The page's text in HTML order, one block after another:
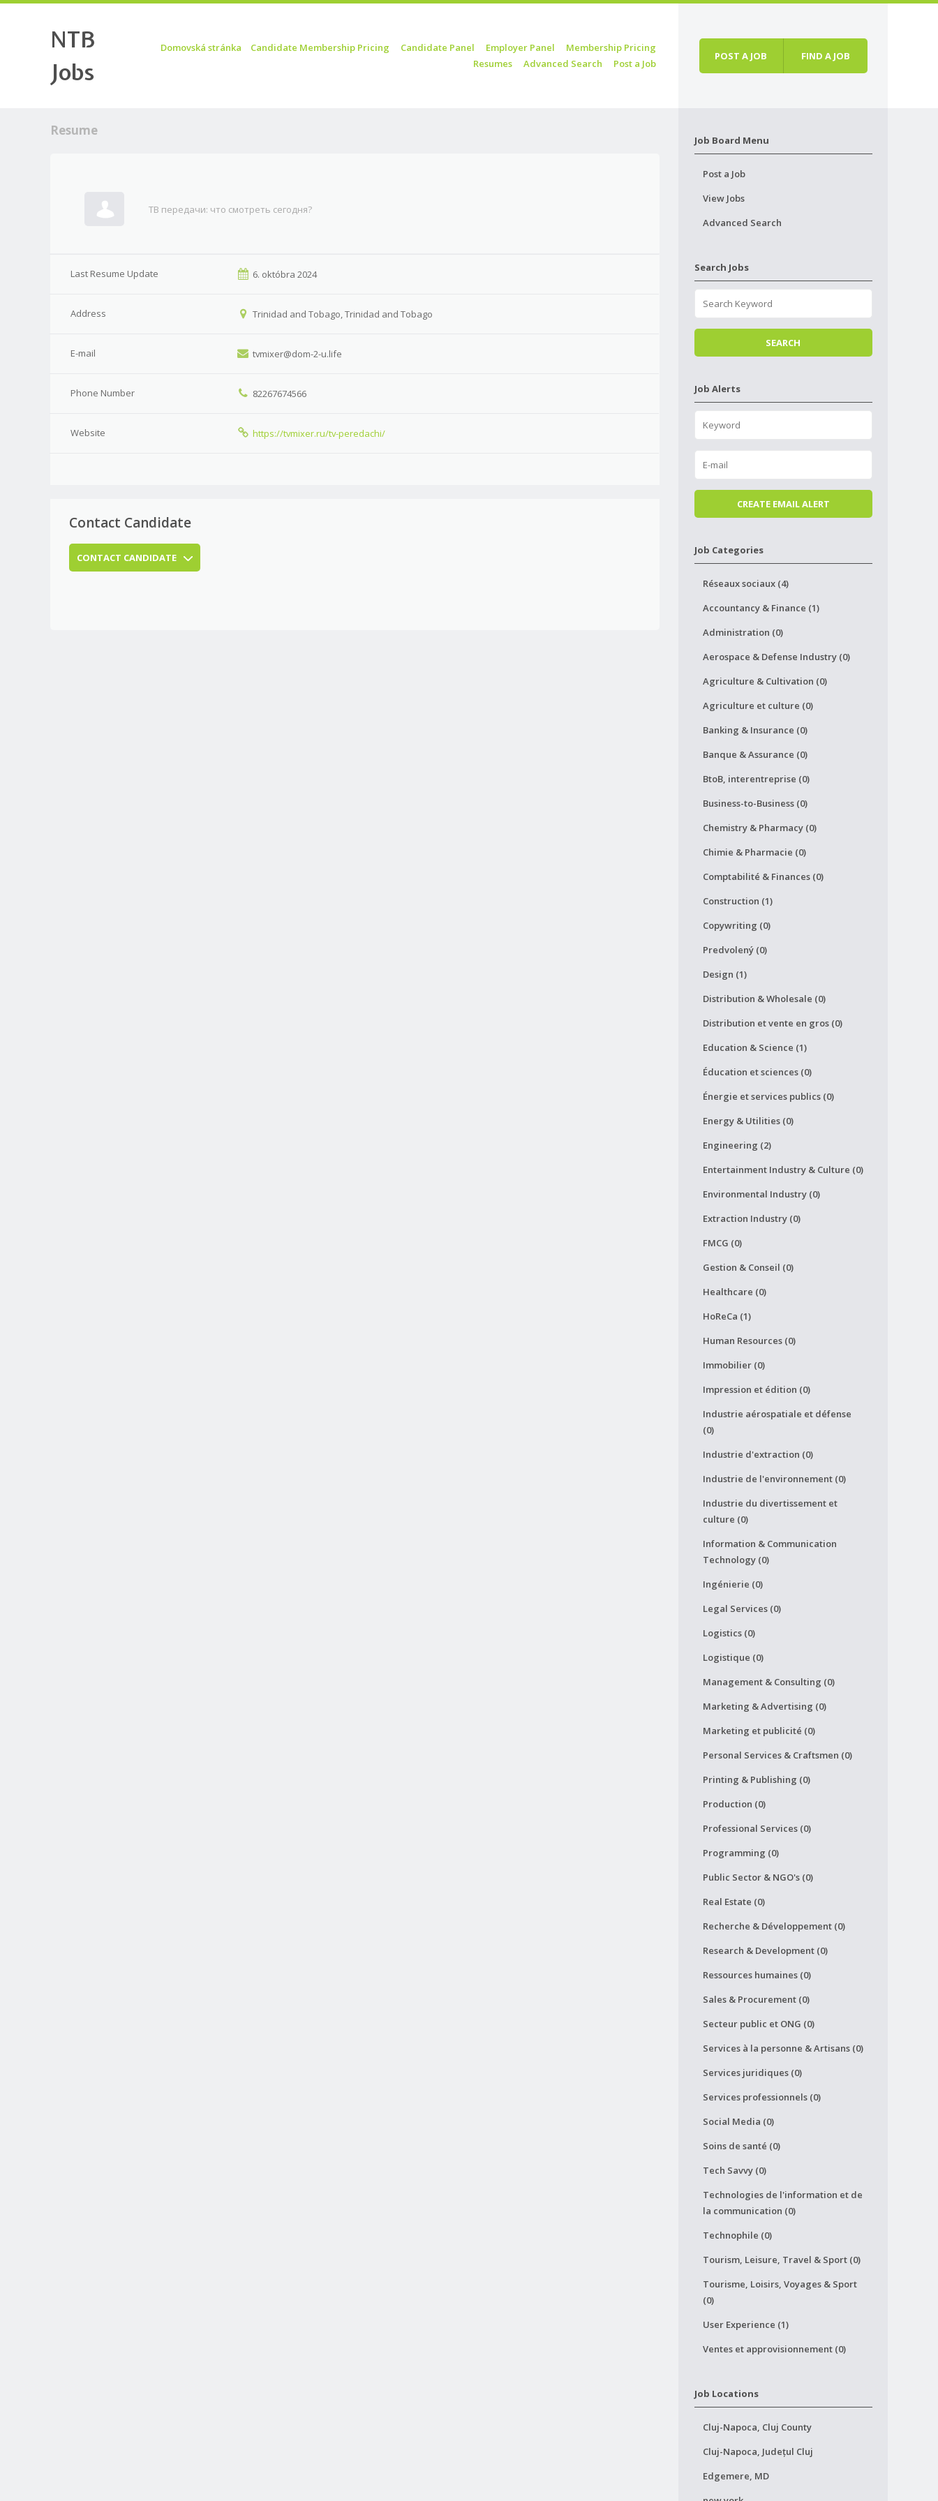
NTB
Jobs
MenuDomovská stránka Candidate Membership Pricing Candidate Panel Employer Panel
Membership Pricing
Resumes
Advanced Search Post a Job
POST A JOB FIND A JOB
Resume
ТВ передачи: что смотреть сегодня?
Last Resume Update 6. októbra 2024
Address Trinidad and Tobago, Trinidad and Tobago
E-mail tvmixer@dom-2-u.life
Phone Number 82267674566
Website https://tvmixer.ru/tv-peredachi/
Contact Candidate
CONTACT CANDIDATE
Job Board Menu
Post a Job
View Jobs
Advanced Search
Search Jobs
Job Alerts
Job Categories
Réseaux sociaux (4)
Accountancy & Finance (1)
Administration (0)
Aerospace & Defense Industry (0)
Agriculture & Cultivation (0)
Agriculture et culture (0)
Banking & Insurance (0)
Banque & Assurance (0)
BtoB, interentreprise (0)
Business-to-Business (0)
Chemistry & Pharmacy (0)
Chimie & Pharmacie (0)
Comptabilité & Finances (0)
Construction (1)
Copywriting (0)
Predvolený (0)
Design (1)
Distribution & Wholesale (0)
Distribution et vente en gros (0)
Education & Science (1)
Éducation et sciences (0)
Énergie et services publics (0)
Energy & Utilities (0)
Engineering (2)
Entertainment Industry & Culture (0)
Environmental Industry (0)
Extraction Industry (0)
FMCG (0)
Gestion & Conseil (0)
Healthcare (0)
HoReCa (1)
Human Resources (0)
Immobilier (0)
Impression et édition (0)
Industrie aérospatiale et défense
(0)
Industrie d'extraction (0)
Industrie de l'environnement (0)
Industrie du divertissement et
culture (0)
Information & Communication
Technology (0)
Ingénierie (0)
Legal Services (0)
Logistics (0)
Logistique (0)
Management & Consulting (0)
Marketing & Advertising (0)
Marketing et publicité (0)
Personal Services & Craftsmen (0)
Printing & Publishing (0)
Production (0)
Professional Services (0)
Programming (0)
Public Sector & NGO's (0)
Real Estate (0)
Recherche & Développement (0)
Research & Development (0)
Ressources humaines (0)
Sales & Procurement (0)
Secteur public et ONG (0)
Services à la personne & Artisans (0)
Services juridiques (0)
Services professionnels (0)
Social Media (0)
Soins de santé (0)
Tech Savvy (0)
Technologies de l'information et de
la communication (0)
Technophile (0)
Tourism, Leisure, Travel & Sport (0)
Tourisme, Loisirs, Voyages & Sport
(0)
User Experience (1)
Ventes et approvisionnement (0)
Job Locations
Cluj-Napoca, Cluj County
Cluj-Napoca, Județul Cluj
Edgemere, MD